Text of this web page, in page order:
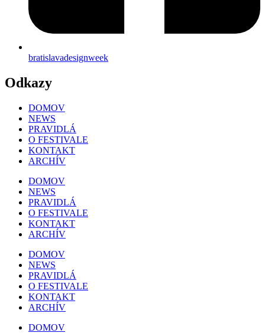
bratislavadesignweek
Odkazy
DOMOV
NEWS
PRAVIDLÁ
O FESTIVALE
KONTAKT
ARCHÍV
DOMOV
NEWS
PRAVIDLÁ
O FESTIVALE
KONTAKT
ARCHÍV
DOMOV
NEWS
PRAVIDLÁ
O FESTIVALE
KONTAKT
ARCHÍV
DOMOV